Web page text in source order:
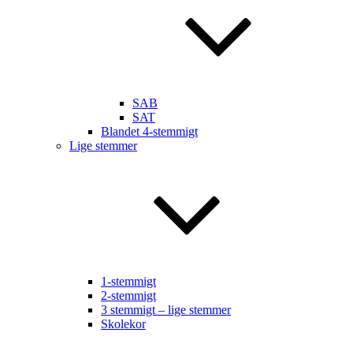
SAB
SAT
Blandet 4-stemmigt
Lige stemmer
1-stemmigt
2-stemmigt
3 stemmigt – lige stemmer
Skolekor